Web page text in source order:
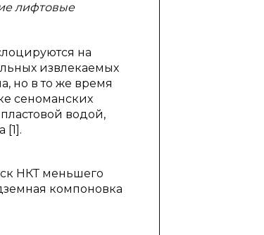
лифтовые
на
извлекаемых
но в то же время
сеноманских
водой,
[1].
НКТ меньшего
компоновка